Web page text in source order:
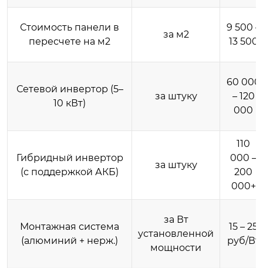
Стоимость панели в
пересчете на м2
за м2
9 500 –
13 500
Сетевой инвертор (5–
10 кВт)
за штуку
60 000
– 120
000
Гибридный инвертор
(с поддержкой АКБ)
за штуку
110
000 –
200
000+
Монтажная система
(алюминий + нерж.)
за Вт
установленной
мощности
15 – 25
руб/Вт